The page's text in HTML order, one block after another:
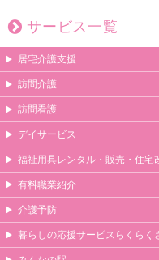
サービス一覧
居宅介護支援
訪問介護
訪問看護
デイサービス
福祉用具レンタル・販売・住宅
有料職業紹介
介護予防
暮らしの応援サービスらくらく